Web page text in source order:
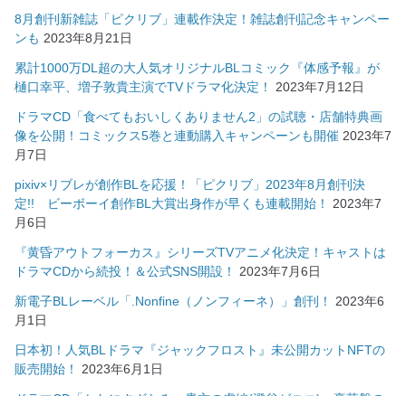
8月創刊新雑誌「ピクリブ」連載作決定！雑誌創刊記念キャンペー
ンも 2023年8月21日
累計1000万DL超の大人気オリジナルBLコミック『体感予報』が
樋口幸平、増子敦貴主演でTVドラマ化決定！
2023年7月12日
ドラマCD「食べてもおいしくありません2」の試聴・店舗特典画
像を公開！コミックス5巻と連動購入キャンペーンも開催 2023年7
月7日
pixiv×リブレが創作BLを応援！「ピクリブ」2023年8月創刊決
定!! ビーボーイ創作BL大賞出身作が早くも連載開始！
2023年7
月6日
『黄昏アウトフォーカス』シリーズTVアニメ化決定！キャストは
ドラマCDから続投！＆公式SNS開設！
2023年7月6日
新電子BLレーベル「.Nonfine（ノンフィーネ）」創刊！
2023年6
月1日
日本初！人気BLドラマ『ジャックフロスト』未公開カットNFTの
販売開始！
2023年6月1日